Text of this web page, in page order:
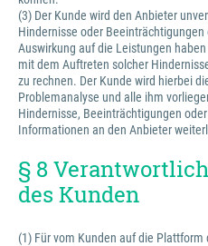
(3) Der Kunde wird den Anbieter
Hindernisse oder
Auswirkung auf die Leistungen
mit dem Auftreten solcher
zu rechnen. Der Kunde wird hierbei
Problemanalyse und alle ihm
Hindernisse, Beeinträchtigungen
Informationen an den Anbieter
§ 8
des Kunden
(1) Für vom Kunden auf die